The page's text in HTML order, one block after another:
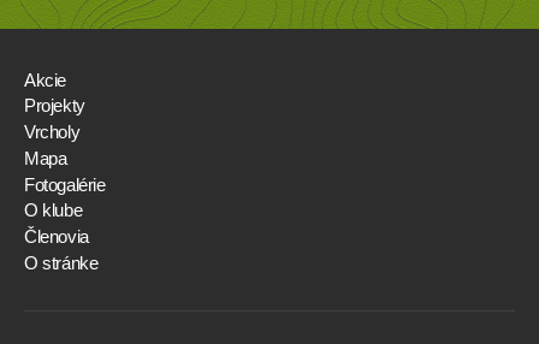
Akcie
Projekty
Vrcholy
Mapa
Fotogalérie
O klube
Členovia
O stránke